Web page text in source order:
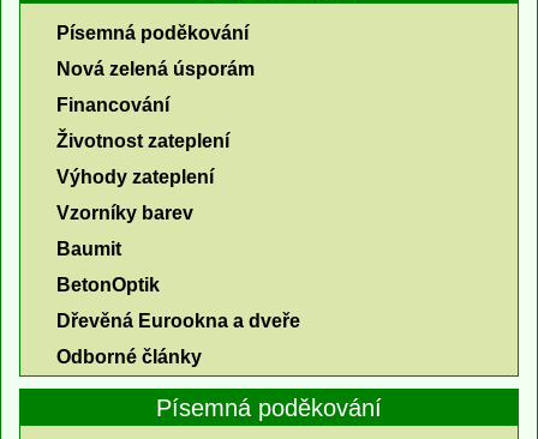
Písemná poděkování
Nová zelená úsporám
Financování
Životnost zateplení
Výhody zateplení
Vzorníky barev
Baumit
BetonOptik
Dřevěná Eurookna a dveře
Odborné články
Písemná poděkování